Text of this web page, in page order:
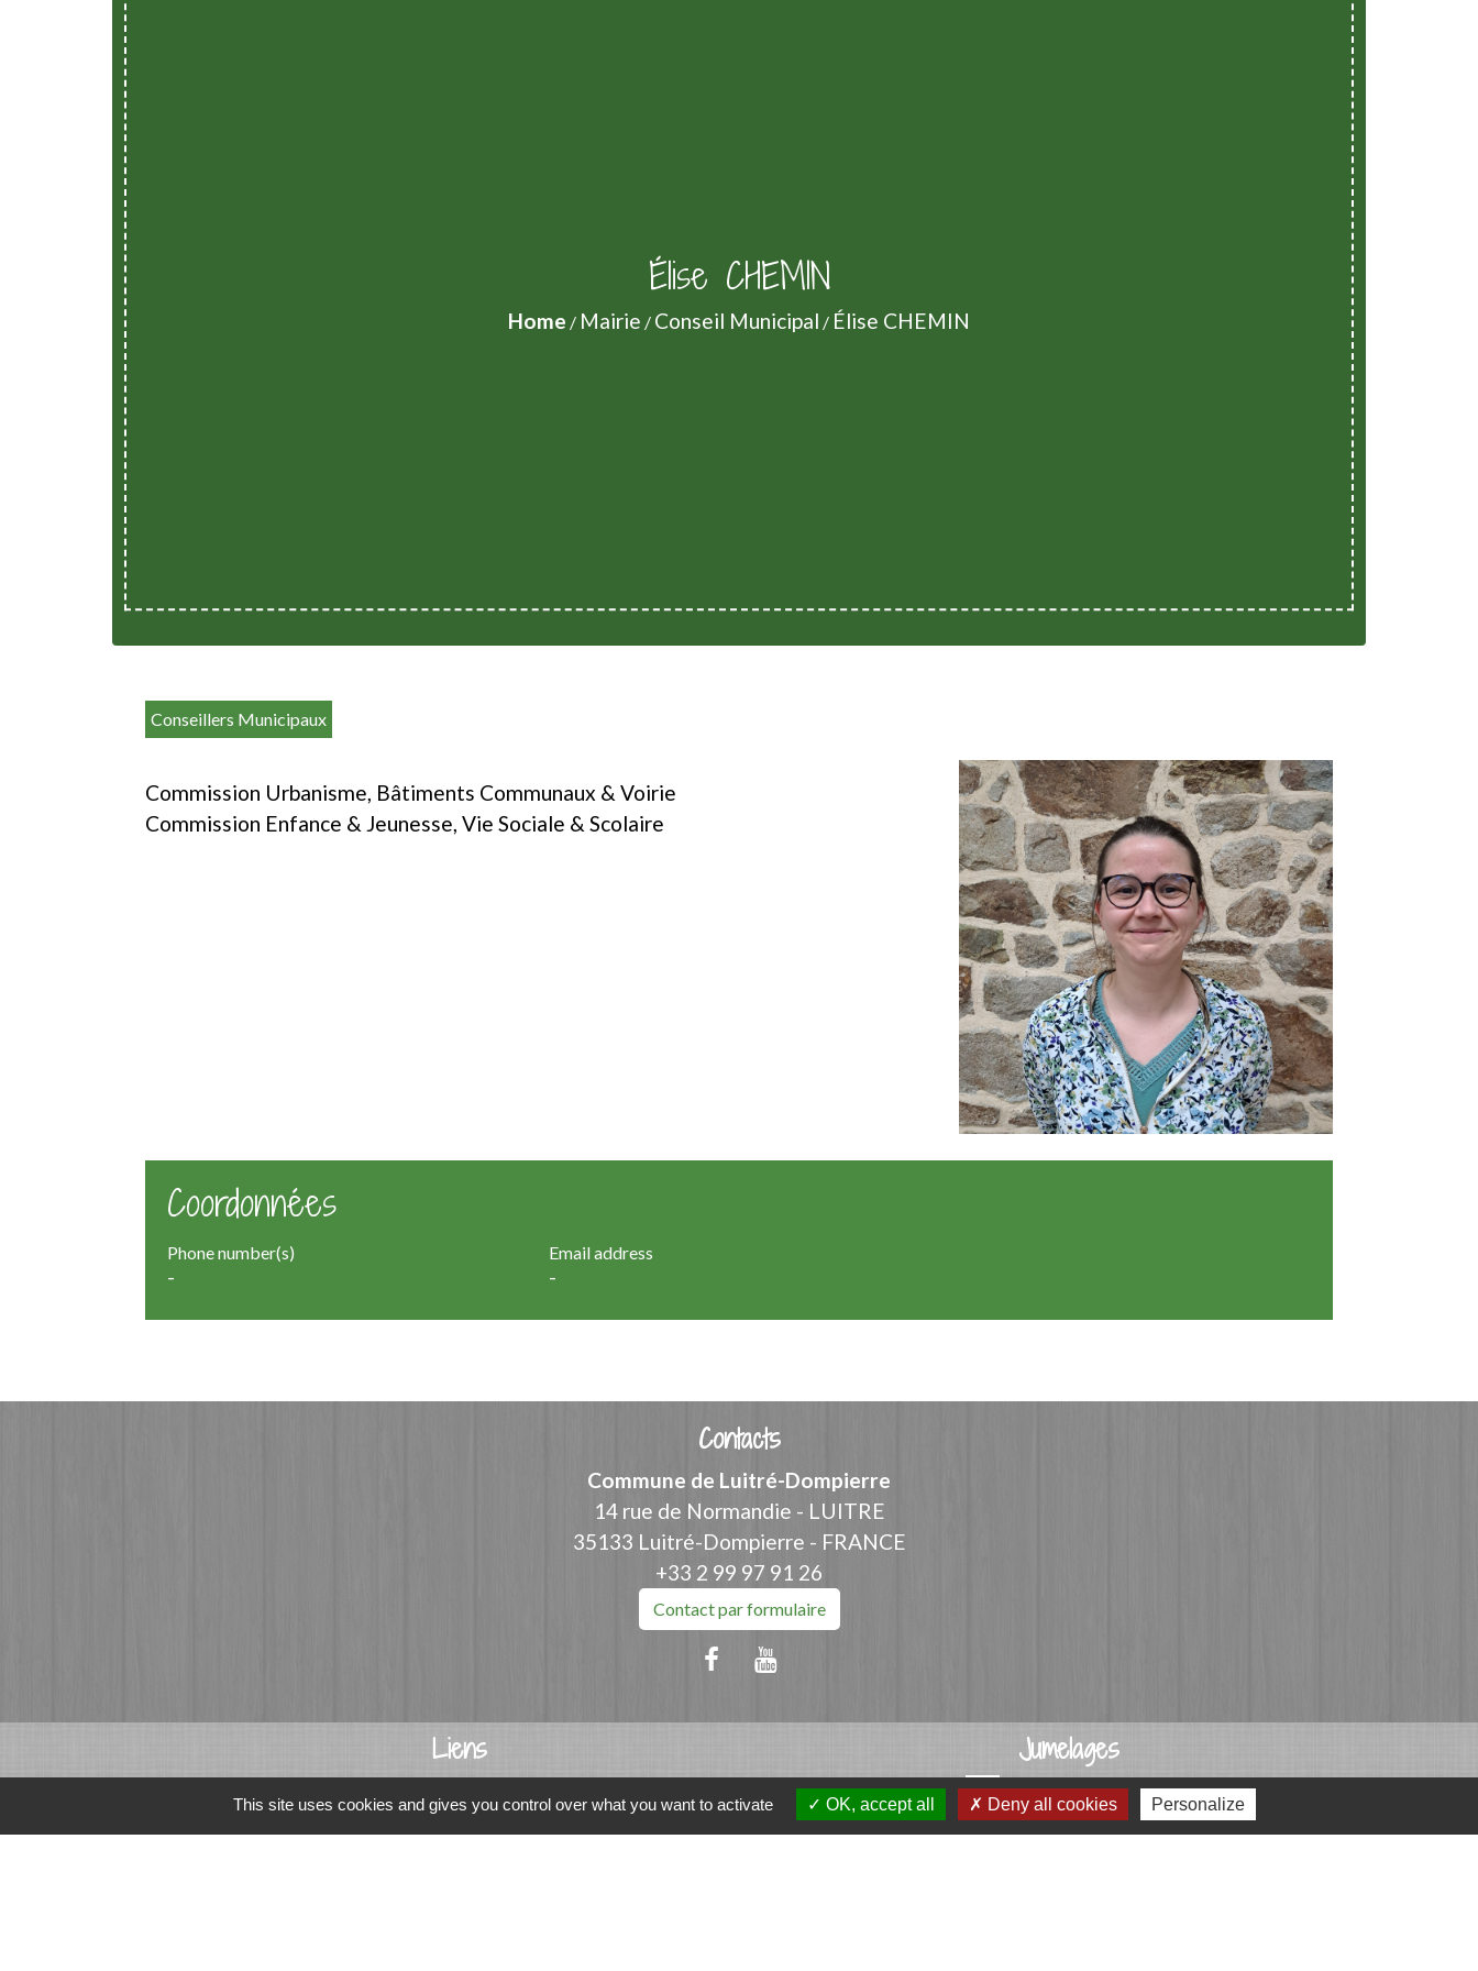
Élise CHEMIN
Home / Mairie / Conseil Municipal / Élise CHEMIN
Conseillers Municipaux
Commission Urbanisme, Bâtiments Communaux & Voirie
Commission Enfance & Jeunesse, Vie Sociale & Scolaire
Coordonnées
Phone number(s)
-
Email address
-
Contacts
Commune de Luitré-Dompierre
14 rue de Normandie - LUITRE
35133 Luitré-Dompierre - FRANCE
+33 2 99 97 91 26
Contact par formulaire
Liens
Service Public
Jumelages
Przygodzice, Pologne
This site uses cookies and gives you control over what you want to activate OK, accept all Deny all cookies Personalize